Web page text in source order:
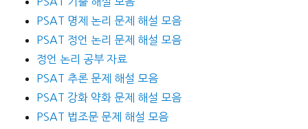
PSAT 명제 논리 문제 해설 모음
PSAT 정언 논리 문제 해설 모음
정언 논리 공부 자료
PSAT 추론 문제 해설 모음
PSAT 강화 약화 문제 해설 모음
PSAT 법조문 문제 해설 모음